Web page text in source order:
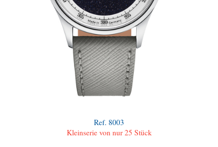
Ref. 8003
Kleinserie von nur 25 Stück